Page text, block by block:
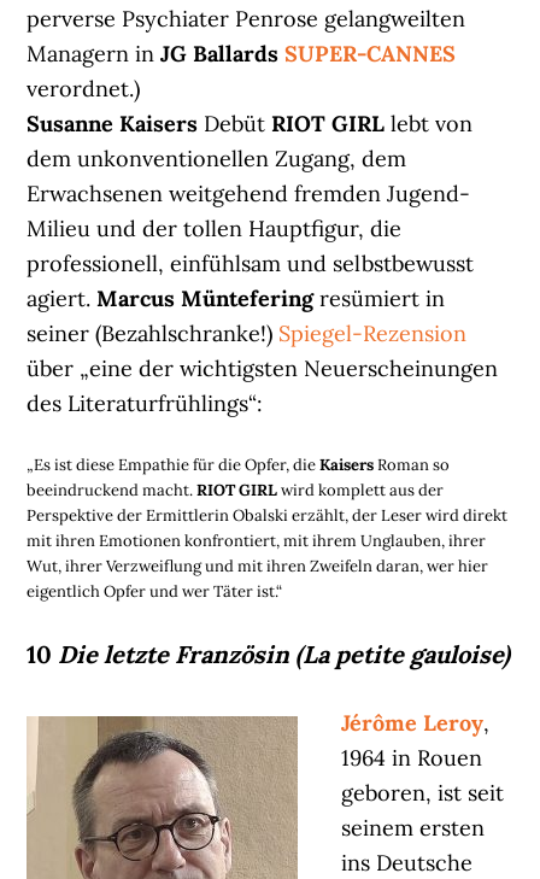
perverse Psychiater Penrose gelangweilten
Managern inJG BallardsSUPER-CANNES
verordnet.)
Susanne Kaisers DebütRIOT GIRL lebt von
dem unkonventionellen Zugang, dem
Erwachsenen weitgehend fremden Jugend-
Milieu und der tollen Hauptfigur, die
professionell, einfühlsam und selbstbewusst
agiert.Marcus Münteferingresümiert in
seiner (Bezahlschranke!) Spiegel-Rezension
über „eine der wichtigsten Neuerscheinungen
des Literaturfrühlings“:
„Es ist diese Empathie für die Opfer, dieKaisersRoman so
beeindruckend macht.RIOT GIRLwird komplett aus der
Perspektive der Ermittlerin Obalski erzählt, der Leser wird direkt
mit ihren Emotionen konfrontiert, mit ihrem Unglauben, ihrer
Wut, ihrer Verzweiflung und mit ihren Zweifeln daran, wer hier
eigentlich Opfer und wer Täter ist.“
10 Die letzte Französin (La petite gauloise)
Jérôme Leroy,
1964 in Rouen
geboren, ist seit
seinem ersten
ins Deutsche